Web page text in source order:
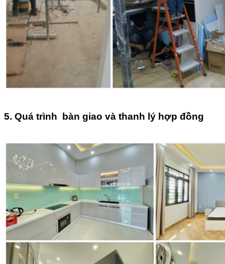
5. Quá trình bàn giao và thanh lý hợp đồng